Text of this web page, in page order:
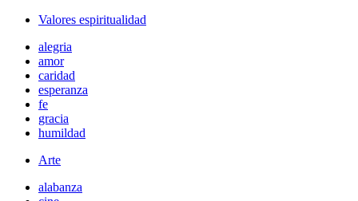
Valores espiritualidad
alegria
amor
caridad
esperanza
fe
gracia
humildad
Arte
alabanza